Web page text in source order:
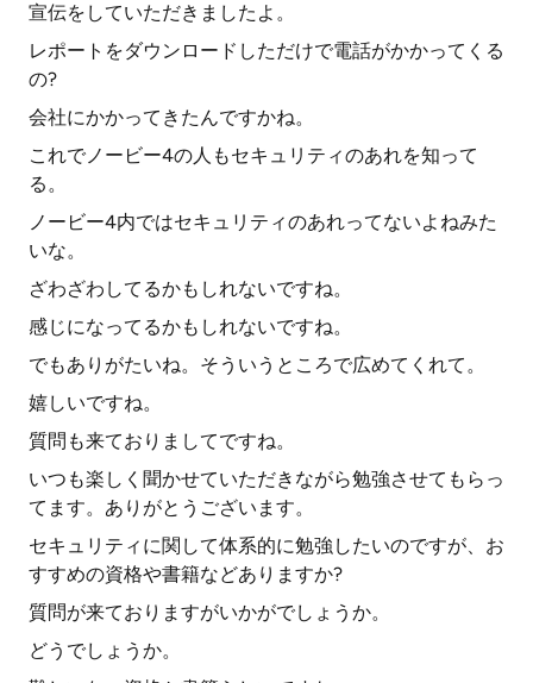
宣伝をしていただきましたよ。
レポートをダウンロードしただけで電話がかかってくる
の?
会社にかかってきたんですかね。
これでノービー4の人もセキュリティのあれを知って
る。
ノービー4内ではセキュリティのあれってないよねみた
いな。
ざわざわしてるかもしれないですね。
感じになってるかもしれないですね。
でもありがたいね。そういうところで広めてくれて。
嬉しいですね。
質問も来ておりましてですね。
いつも楽しく聞かせていただきながら勉強させてもらっ
てます。ありがとうございます。
セキュリティに関して体系的に勉強したいのですが、お
すすめの資格や書籍などありますか?
質問が来ておりますがいかがでしょうか。
どうでしょうか。